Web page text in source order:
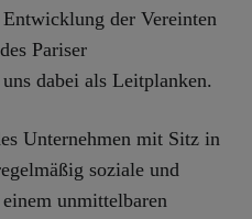
der Vereinten
Pariser
dabei als Leitplanken.
Unternehmen mit Sitz in
soziale und
unmittelbaren